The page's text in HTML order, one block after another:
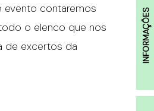
INFORMAÇÕES
evento contaremos
o elenco que nos
de excertos da